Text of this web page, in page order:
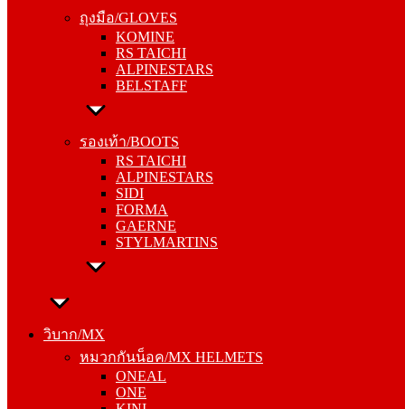
ถุงมือ/GLOVES
KOMINE
RS TAICHI
ALPINESTARS
BELSTAFF
รองเท้า/BOOTS
RS TAICHI
ALPINESTARS
SIDI
FORMA
GAERNE
STYLMARTINS
วิบาก/MX
หมวกกันน็อค/MX HELMETS
ONEAL
ONE
RS TAICHI
ALPINESTARS
BELSTAFF
รองเท้า/BOOTS
ALPINESTARS
SIDI
FORMA
GAERNE
STYLMARTINS
วิบาก/MX
ONE
KINI